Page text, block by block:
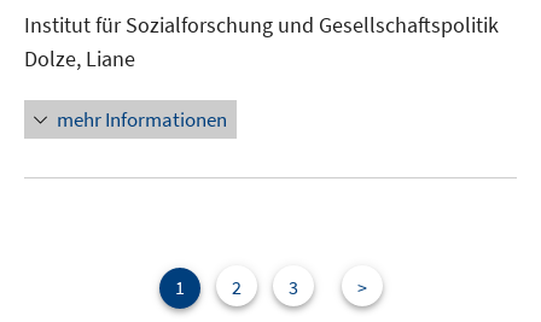
öffnen
Institut für Sozialforschung und Gesellschaftspolitik
Dolze, Liane
mehr Informationen
1 2 3 >